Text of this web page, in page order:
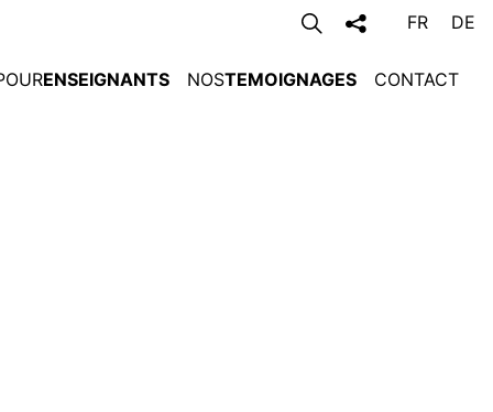
FR DE
ENSEIGNANTS NOSTEMOIGNAGES CONTACT